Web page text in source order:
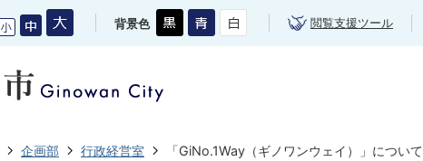
背景色 閲覧支援ツール
企画部 行政経営室 「GiNo.1Way（ギノワンウェイ）」について